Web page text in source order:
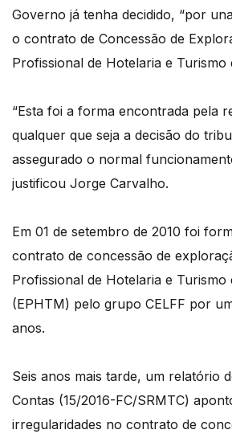
Governo já tenha decidido, “por
o contrato de Concessão de
Profissional de Hotelaria e Turismo
“Esta foi a forma encontrada pela
qualquer que seja a decisão do
assegurado o normal
justificou Jorge Carvalho.
Em 01 de setembro de 2010 foi
contrato de concessão de
Profissional de Hotelaria e Turismo
(EPHTM) pelo grupo CELFF por
anos.
Seis anos mais tarde, um relatório
Contas (15/2016-FC/SRMTC)
irregularidades no contrato de